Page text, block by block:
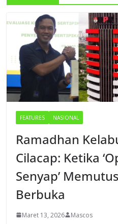
FEATURES NASIONAL
Ramadhan
Cilacap: Ketika
Senyap’
Berbuka
Maret 13, 2026 Mascos